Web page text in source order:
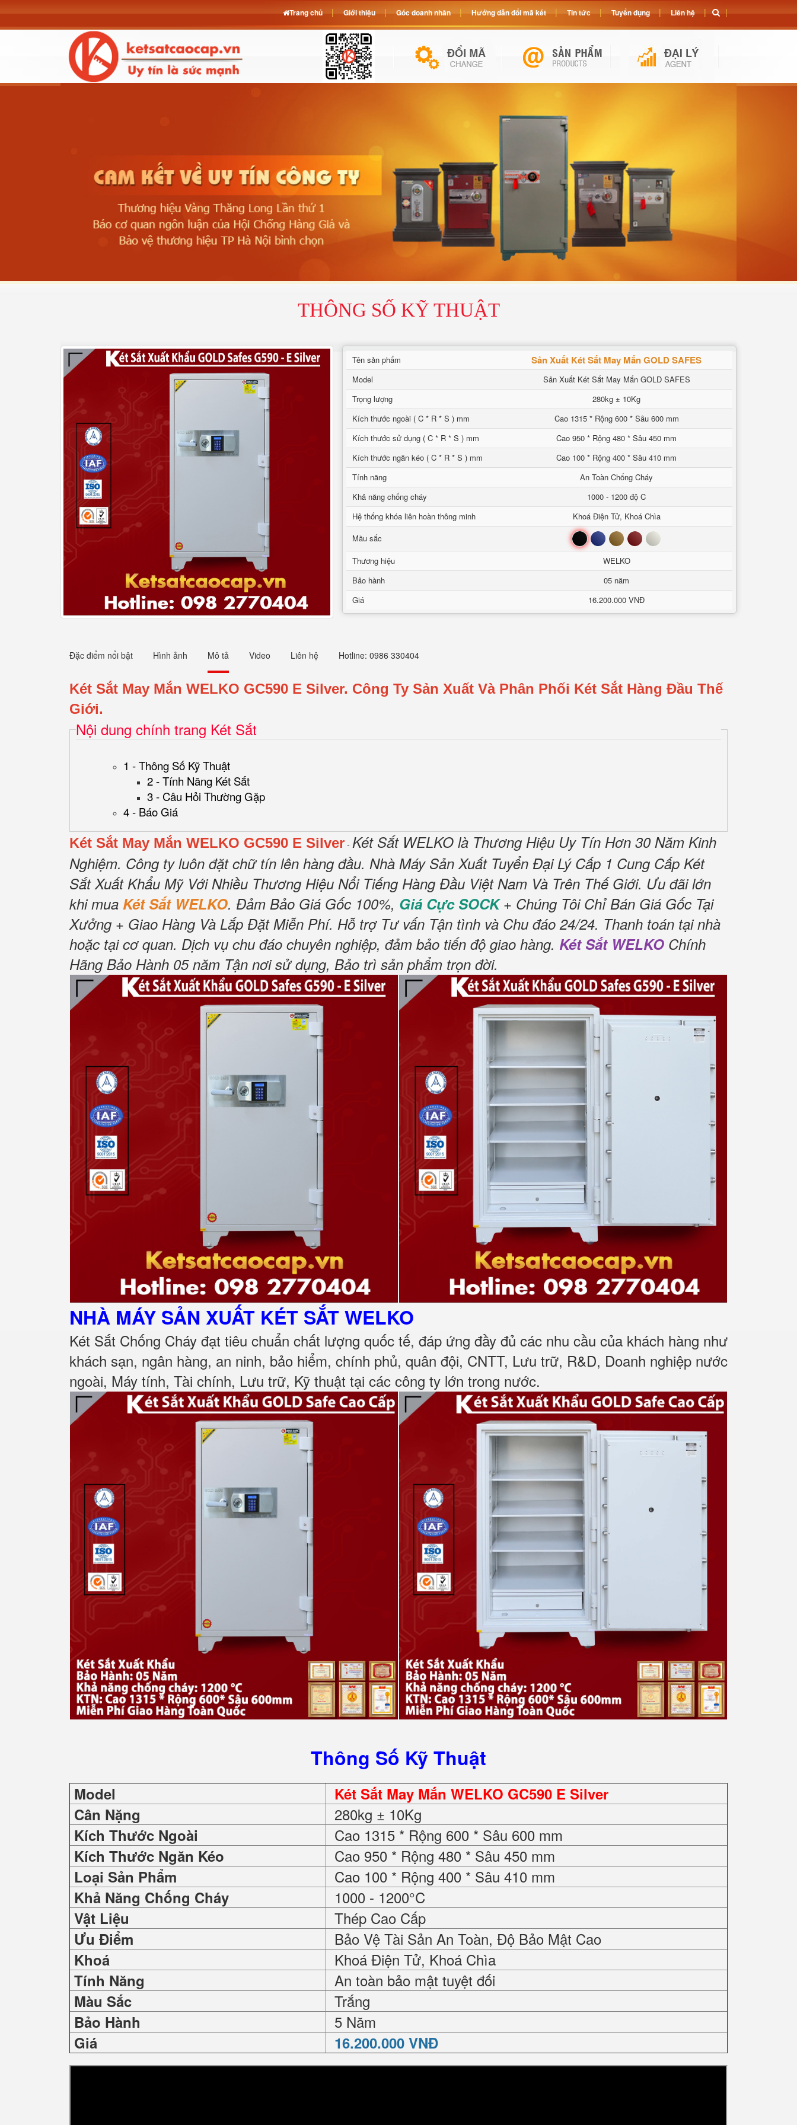
THÔNG SỐ KỸ THUẬT
Tên sản phẩm Sản Xuất Két Sắt May Mắn GOLD SAFES
Model
Sản Xuất Két Sắt May Mắn GOLD SAFES
Trọng lượng
280kg ± 10Kg
Kích thước ngoài ( C * R * S ) mm
Cao 1315 * Rộng 600 * Sâu 600 mm
Kích thước sử dụng ( C * R * S ) mm
Cao 950 * Rộng 480 * Sâu 450 mm
Kích thước ngăn kéo ( C * R * S ) mm
Cao 100 * Rộng 400 * Sâu 410 mm
Tính năng
An Toàn Chống Cháy
Khả năng chống cháy
1000 - 1200 độ C
Hệ thống khóa liên hoàn thông minh
Khoá Điện Tử, Khoá Chìa
Mầu sắc
Đen Xanh Nâu Đỏ Trắng
Thương hiệu
WELKO
Bảo hành
05 năm
Giá
16.200.000 VNĐ
Đặc điểm nổi bật Hình ảnh Mô tả Video Liên hệ Hotline: 0986 330404
Két Sắt May Mắn WELKO GC590 E Silver. Công Ty Sản Xuất Và Phân Phối Két Sắt Hàng Đầu Thế
Giới.
Nội dung chính trang Két Sắt
1 - Thông Số Kỹ Thuật
2 - Tính Năng Két Sắt
3 - Câu Hỏi Thường Gặp
4 - Báo Giá
Két Sắt May Mắn WELKO GC590 E Silver - Két Sắt WELKO là Thương Hiệu Uy Tín Hơn 30 Năm Kinh
Nghiệm. Công ty luôn đặt chữ tín lên hàng đầu. Nhà Máy Sản Xuất Tuyển Đại Lý Cấp 1 Cung Cấp Két
Sắt Xuất Khẩu Mỹ Với Nhiều Thương Hiệu Nổi Tiếng Hàng Đầu Việt Nam Và Trên Thế Giới. Ưu đãi lớn
khi mua Két Sắt WELKO. Đảm Bảo Giá Gốc 100%, Giá Cực SOCK+ Chúng Tôi Chỉ Bán Giá Gốc Tại
Xưởng + Giao Hàng Và Lắp Đặt Miễn Phí. Hỗ trợ Tư vấn Tận tình và Chu đáo 24/24. Thanh toán tại nhà
hoặc tại cơ quan. Dịch vụ chu đáo chuyên nghiệp, đảm bảo tiến độ giao hàng. Két Sắt WELKO Chính
Hãng Bảo Hành 05 năm Tận nơi sử dụng, Bảo trì sản phẩm trọn đời.
NHÀ MÁY SẢN XUẤT KÉT SẮTWELKO
Két Sắt Chống Cháy đạt tiêu chuẩn chất lượng quốc tế, đáp ứng đầy đủ các nhu cầu của khách hàng như
khách sạn, ngân hàng, an ninh, bảo hiểm, chính phủ, quân đội, CNTT, Lưu trữ, R&D, Doanh nghiệp nước
ngoài, Máy tính, Tài chính, Lưu trữ, Kỹ thuật tại các công ty lớn trong nước.
Thông Số Kỹ Thuật
Model
Két Sắt May Mắn WELKO GC590 E Silver
Cân Nặng
280kg ± 10Kg
Kích Thước Ngoài Cao 1315 * Rộng 600 * Sâu 600 mm
Kích Thước Ngăn Kéo Cao 950 * Rộng 480 * Sâu 450 mm
Loại Sản Phẩm Cao 100 * Rộng 400 * Sâu 410 mm
Khả Năng Chống Cháy 1000 - 1200°C
Vật Liệu Thép Cao Cấp
Ưu Điểm Bảo Vệ Tài Sản An Toàn, Độ Bảo Mật Cao
Khoá Khoá Điện Tử, Khoá Chìa
Tính Năng An toàn bảo mật tuyệt đối
Màu Sắc Trắng
Bảo Hành 5 Năm
Giá 16.200.000 VNĐ
Trang chủ Giới thiệu Góc doanh nhân Hướng dẫn đổi mã két Tin tức Tuyển dụng Liên hệ